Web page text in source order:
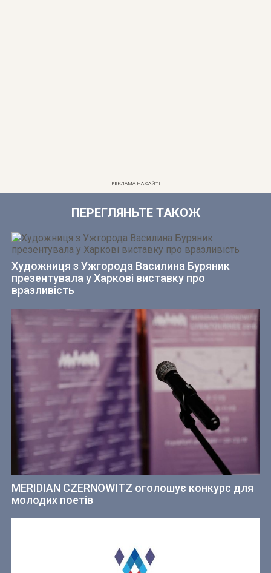
РЕКЛАМА НА САЙТІ
ПЕРЕГЛЯНЬТЕ ТАКОЖ
Художниця з Ужгорода Василина Буряник
презентувала у Харкові виставку про
вразливість
MERIDIAN CZERNOWITZ оголошує конкурс для
молодих поетів